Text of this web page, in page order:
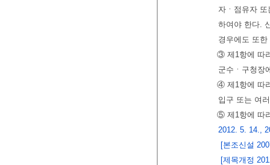
자ㆍ점유자
하여야 한다.
경우에도 또
③ 제1항에 따
군수ㆍ구청장
④ 제1항에 따
입구 또는 여
⑤ 제1항에 따
2012. 5. 14.,
[본조신설
[제목개정